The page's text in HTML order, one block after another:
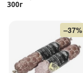
300г
–37%